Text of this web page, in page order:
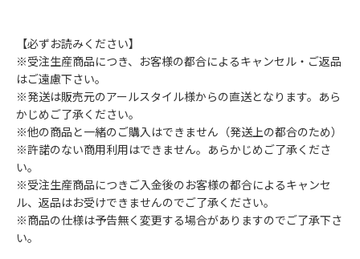
【必ずお読みください】
※受注生産商品につき、お客様の都合によるキャンセル・ご返品
はご遠慮下さい。
※発送は販売元のアールスタイル様からの直送となります。あら
かじめご了承ください。
※他の商品と一緒のご購入はできません（発送上の都合のため）
※許諾のない商用利用はできません。あらかじめご了承くださ
い。
※受注生産商品につきご入金後のお客様の都合によるキャンセ
ル、返品はお受けできませんのでご了承ください。
※商品の仕様は予告無く変更する場合がありますのでご了承下さ
い。